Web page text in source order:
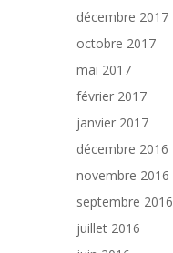
décembre 2017
octobre 2017
mai 2017
février 2017
janvier 2017
décembre 2016
novembre 2016
septembre 2016
juillet 2016